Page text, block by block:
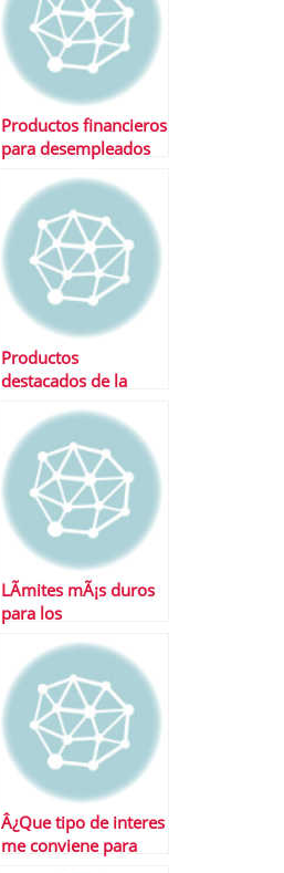
Productos financieros
para desempleados
Productos
destacados de la
LÃ­mites mÃ¡s duros
para los
Â¿Que tipo de interes
me conviene para